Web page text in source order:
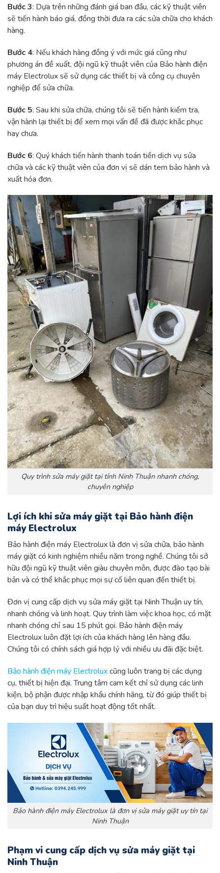
Bước 3: Dựa trên những đánh giá ban đầu, các kỹ thuật viên
sẽ tiến hành báo giá, đồng thời đưa ra các sửa chữa cho khách
hàng.
Bước 4: Nếu khách hàng đồng ý với mức giá cũng như
phương án đề xuất, đội ngũ kỹ thuật viên của Bảo hành điện
máy Electrolux sẽ sử dụng các thiết bị và công cụ chuyên
nghiệp để sửa chữa.
Bước 5: Sau khi sửa chữa, chúng tôi sẽ tiến hành kiểm tra,
vận hành lại thiết bị để xem mọi vấn đề đã được khắc phục
hay chưa.
Bước 6: Quý khách tiến hành thanh toán tiền dịch vụ sửa
chữa và các kỹ thuật viên của đơn vị sẽ dán tem bảo hành và
xuất hóa đơn.
Quy trình sửa máy giặt tại tỉnh Ninh Thuận nhanh chóng,
chuyên nghiệp
Lợi ích khi sửa máy giặt tại Bảo hành điện
máy Electrolux
Bảo hành điện máy Electrolux là đơn vị sửa chữa, bảo hành
máy giặt có kinh nghiệm nhiều năm trong nghề. Chúng tôi sở
hữu đội ngũ kỹ thuật viên giàu chuyên môn, được đào tạo bài
bản và có thể khắc phục mọi sự cố liên quan đến thiết bị.
Đơn vị cung cấp dịch vụ sửa máy giặt tại Ninh Thuận uy tín,
nhanh chóng và linh hoạt. Quy trình làm việc khoa học, có mặt
nhanh chóng chỉ sau 15 phút gọi. Bảo hành điện máy
Electrolux luôn đặt lợi ích của khách hàng lên hàng đầu.
Chúng tôi có chính sách giá hợp lý với nhiều ưu đãi đặc biệt.
Bảo hành điện máy Electroluxcũng luôn trang bị các dụng
cụ, thiết bị hiện đại. Trung tâm cam kết chỉ sử dụng các linh
kiện, bộ phận được nhập khẩu chính hãng, từ đó giúp thiết bị
của bạn duy trì hiệu suất hoạt động tốt nhất.
Bảo hành điện máy Electrolux là đơn vị sửa máy giặt uy tín tại
Ninh Thuận
Phạm vi cung cấp dịch vụ sửa máy giặt tại
Ninh Thuận